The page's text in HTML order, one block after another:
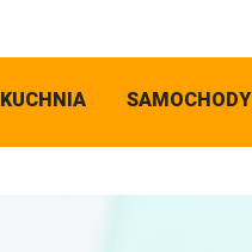
KUCHNIA SAMOCHODY